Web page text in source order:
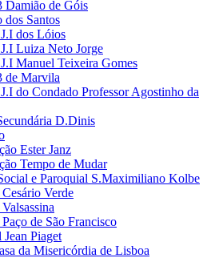
Damião de Góis
dos Santos
dos Lóios
Luiza Neto Jorge
Manuel Teixeira Gomes
de Marvila
do Condado Professor Agostinho da
D.Dinis
Ester Janz
Tempo de Mudar
e Paroquial S.Maximiliano Kolbe
Verde
de São Francisco
Piaget
da Misericórdia de Lisboa